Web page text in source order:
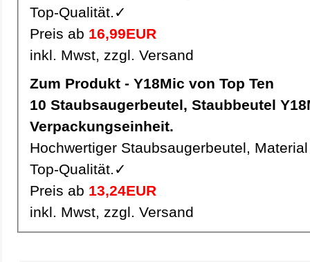
Top-Qualität.✓
Preis ab 16,99EUR
inkl. Mwst, zzgl. Versand
Zum Produkt - Y18Mic von Top Ten
10 Staubsaugerbeutel, Staubbeutel Y18Mic pro
Verpackungseinheit.
Hochwertiger Staubsaugerbeutel,
Top-Qualität.✓
Preis ab 13,24EUR
inkl. Mwst, zzgl. Versand